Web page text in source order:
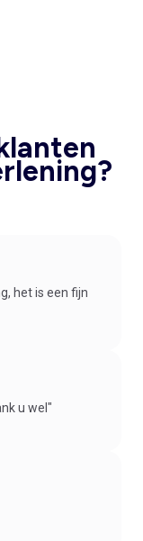
het is een fijn
u wel"